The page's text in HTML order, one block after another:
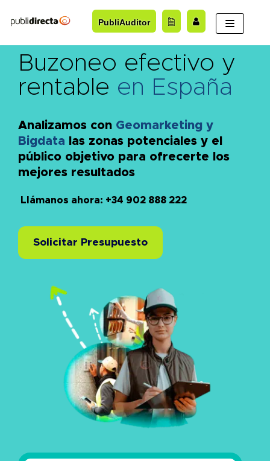
al
PubliAuditor
Buzoneo efectivo y
rentable en España
Analizamos con Geomarketing y
Bigdata las zonas potenciales y el
público objetivo para ofrecerte los
mejores resultados
Llámanos ahora: +34 902 888 222
Solicitar Presupuesto